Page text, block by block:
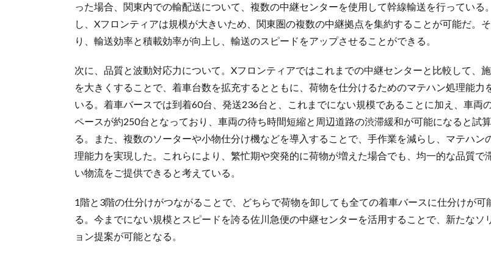
った場合、関東内での輸配送について、複数の中継センターを使用して幹線輸送を行っている
し、Xフロンティアは規模が大きいため、関東圏の複数の中継拠点を集約することが可能だ。
り、輸送効率と積載効率が向上し、輸送のスピードをアップさせることができる。
次に、品質と波動対応力について。Xフロンティアではこれまでの中継センターと比較して、
を大きくすることで、着車台数を拡充するとともに、荷物を仕分けるためのマテハン処理能力
いる。着車バースでは到着60台、発送236台と、これまでにない規模であることに加え、車両
ペースが約250台となっており、車両の待ち時間短縮と周辺道路の渋滞緩和が可能になると試
る。また、複数のソーターや小物仕分け機などを導入することで、手作業を減らし、マテハン
理能力を実現した。これらにより、繁忙期や突発的に荷物が増えた場合でも、均一的な品質で
い物流をご提供できると考えている。
1階と3階の仕分けがつながることで、どちらで荷物を卸しても全ての着車バースに仕分けが可
る。今までにない規模とスピードを誇る佐川急便の中継センターを活用することで、新たなソ
ョン提案が可能となる。